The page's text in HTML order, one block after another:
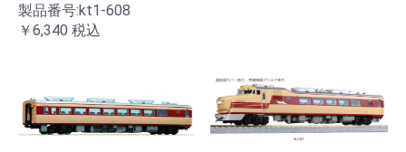
製品番号:kt1-608
￥6,340 税込